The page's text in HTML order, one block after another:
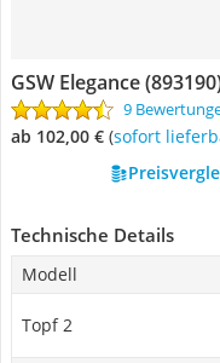
GSW Elegance
9
ab 102,00 € ( Sofort
Technische Details
Modell
Topf 2